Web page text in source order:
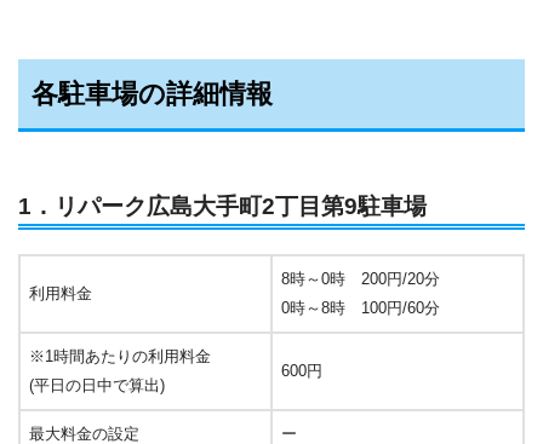
各駐車場の詳細情報
1．リパーク広島大手町2丁目第9駐車場
利用料金
8時～0時 200円/20分
0時～8時 100円/60分
※1時間あたりの利用料金
(平日の日中で算出)
600円
最大料金の設定 ー